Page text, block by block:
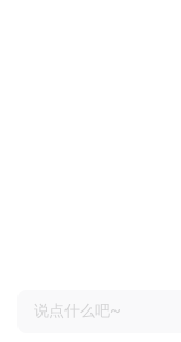
说点什么吧~